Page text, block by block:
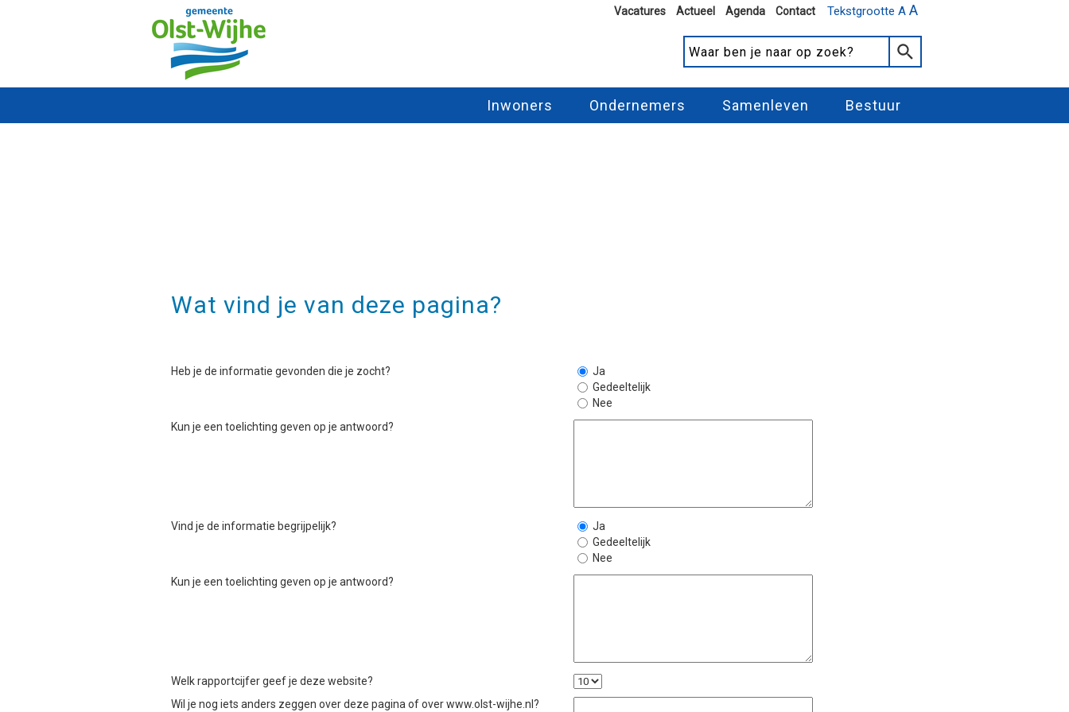
Tekstgrootte A A
Vacatures Actueel Agenda Contact
Inwoners Ondernemers Samenleven Bestuur
Wat vind je van deze pagina?
Heb je de informatie gevonden die je zocht?
Ja
Gedeeltelijk
Nee
Kun je een toelichting geven op je antwoord?
Vind je de informatie begrijpelijk?
Ja
Gedeeltelijk
Nee
Kun je een toelichting geven op je antwoord?
Welk rapportcijfer geef je deze website?
Wil je nog iets anders zeggen over deze pagina of over www.olst-wijhe.nl?